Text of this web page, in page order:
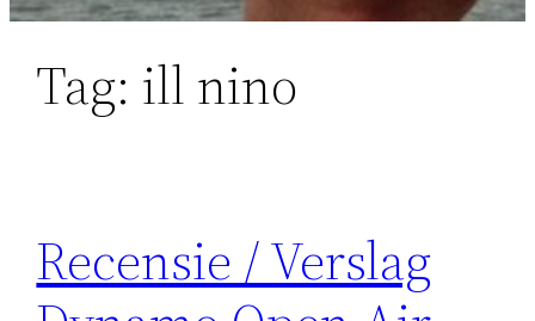
Tag: ill nino
Recensie / Verslag